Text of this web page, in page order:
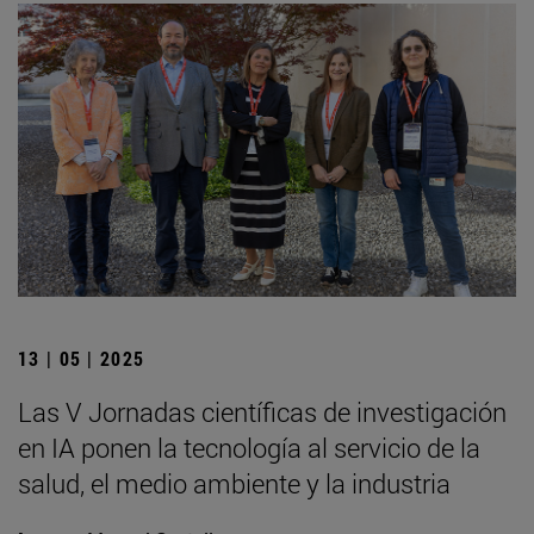
13 | 05 | 2025
Las V Jornadas científicas de investigación
en IA ponen la tecnología al servicio de la
salud, el medio ambiente y la industria